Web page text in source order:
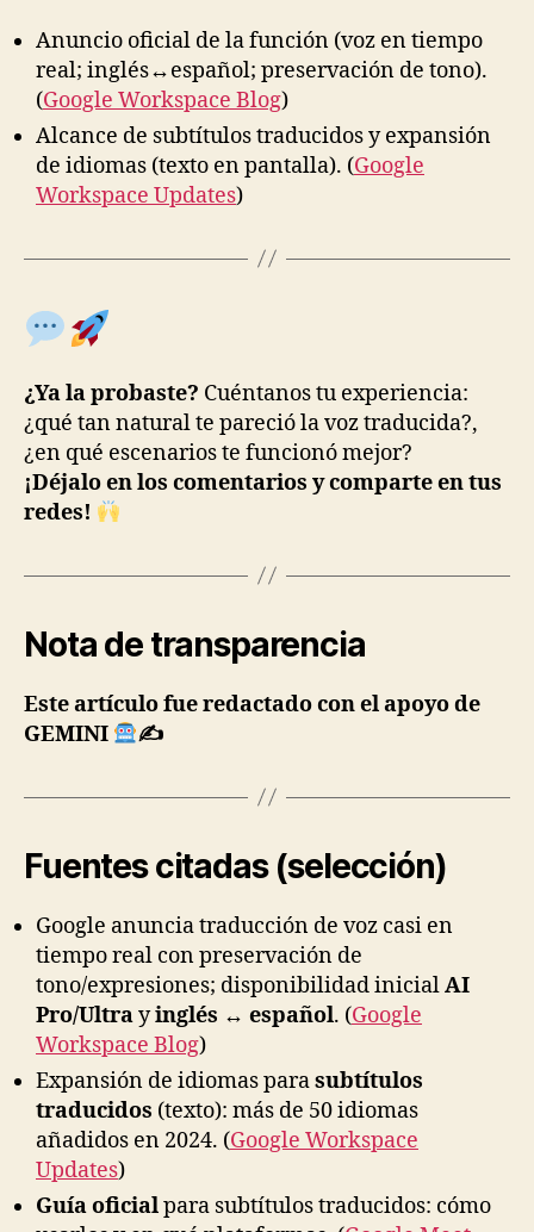
Anuncio oficial de la función (voz en tiempo
real; inglés↔español; preservación de tono).
(Google Workspace Blog)
Alcance de subtítulos traducidos y expansión
de idiomas (texto en pantalla). (Google
Workspace Updates)
¿Ya la probaste? Cuéntanos tu experiencia:
¿qué tan natural te pareció la voz traducida?,
¿en qué escenarios te funcionó mejor?
¡Déjalo en los comentarios y comparte en tus
redes!
Nota de transparencia
Este artículo fue redactado con el apoyo de
GEMINI
✍
Fuentes citadas (selección)
Google anuncia traducción de voz casi en
tiempo real con preservación de
tono/expresiones; disponibilidad inicialAI
Pro/Ultrayinglés ↔ español. (Google
Workspace Blog)
Expansión de idiomas parasubtítulos
traducidos (texto): más de 50 idiomas
añadidos en 2024. (Google Workspace
Updates)
Guía oficialpara subtítulos traducidos: cómo